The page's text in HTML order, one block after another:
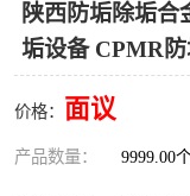
陕西防垢除垢合
垢设备 CPMR
价格： 面议
产品数量： 9999.00